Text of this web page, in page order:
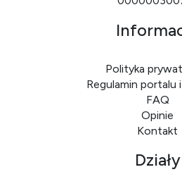
Polityka
Regulamin portalu
FAQ
Opinie
Kontakt
Działy